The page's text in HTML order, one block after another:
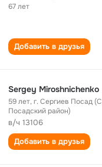
67 лет
Добавить в друзья
Sergey Miroshnichenko
59 лет,г. Сергиев Посад
Посадский район)
в/ч 13106
Добавить в друзья